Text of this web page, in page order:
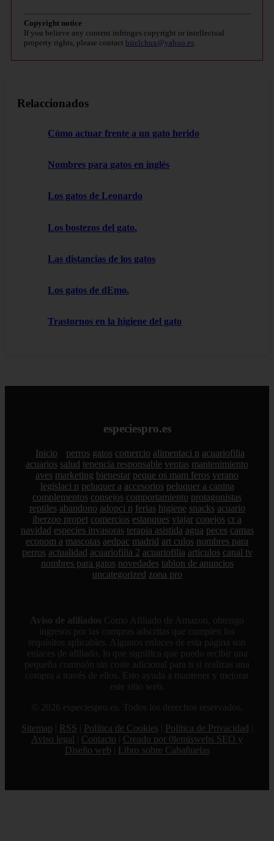
Copyright notice
If you believe any content infringes copyright or intellectual
property rights, please contact bitelchux@yahoo.es.
Relaccionados
Cómo actuar frente a un gato herido
Nombres para gatos en inglés
Los gatos de Leonardo
Los bostezos del gato.
Las distancias de los gatos
Los gatos de dEmo.
Trastornos en la higiene del gato
especiespro.es
Inicio perros gatos comercio alimentaci n acuariofilia
acuarios salud tenencia responsable ventas mantenimiento
aves marketing bienestar peque os mam feros verano
legislaci n peluquer a accesorios peluquer a canina
complementos consejos comportamiento protagonistas
reptiles abandono adopci n ferias higiene snacks acuario
iberzoo propet comercios estanques viajar conejos cr a
navidad especies invasoras terapia asistida agua peces camas
econom a mascotas aedpac madrid art culos nombres para
perros actualidad acuariofilia 2 acuariofilia articulos canal tv
nombres para gatos novedades tablon de anuncios
uncategorized zona pro
Aviso de afiliados Como Afiliado de Amazon, obtengo
ingresos por las compras adscritas que cumplen los
requisitos aplicables. Algunos enlaces de esta página son
enlaces de afiliado, lo que significa que puedo recibir una
pequeña comisión sin coste adicional para ti si realizas una
compra a través de ellos. Esto ayuda a mantener y mejorar
este sitio web.
© 2026 especiespro.es. Todos los derechos reservados.
Sitemap
RSS Política de Cookies Política de Privacidad
Aviso legal
Contacto
Creado por 0lemiswebs SEO y
Diseño web
Libro sobre Cabañuelas